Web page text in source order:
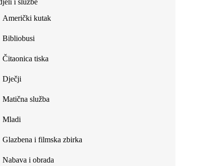
external)
i službe
Američki kutak
Bibliobusi
Čitaonica tiska
Dječji
Matična služba
Mladi
Glazbena i filmska zbirka
Nabava i obrada